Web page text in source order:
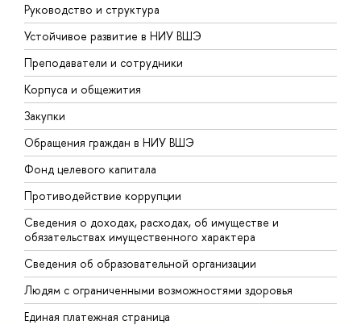
Руководство и структура
Устойчивое развитие в НИУ ВШЭ
Преподаватели и сотрудники
Корпуса и общежития
Закупки
Обращения граждан в НИУ ВШЭ
Фонд целевого капитала
Противодействие коррупции
Сведения о доходах, расходах, об имуществе и
обязательствах имущественного характера
Сведения об образовательной организации
Людям с ограниченными возможностями здоровья
Единая платежная страница